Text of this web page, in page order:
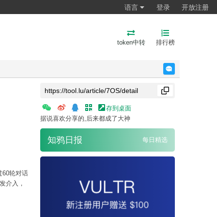
语言 登录 开放注册
token中转 排行榜
60轮对话
介入，
存到桌面
据说喜欢分享的,后来都成了大神
知鸦日报 每日精选